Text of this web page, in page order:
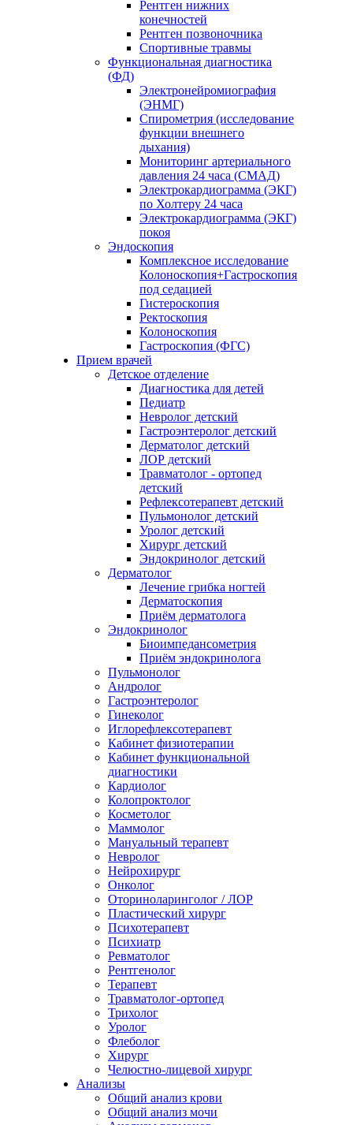
Рентген нижних
конечностей
Рентген позвоночника
Спортивные травмы
Функциональная диагностика
(ФД)
Электронейромиография
(ЭНМГ)
Спирометрия (исследование
функции внешнего
дыхания)
Мониторинг артериального
давления 24 часа (СМАД)
Электрокардиограмма (ЭКГ)
по Холтеру 24 часа
Электрокардиограмма (ЭКГ)
покоя
Эндоскопия
Комплексное исследование
Колоноскопия+Гастроскопия
под седацией
Гистероскопия
Ректоскопия
Колоноскопия
Гастроскопия (ФГС)
Прием врачей
Детское отделение
Диагностика для детей
Педиатр
Невролог детский
Гастроэнтеролог детский
Дерматолог детский
ЛОР детский
Травматолог - ортопед
детский
Рефлексотерапевт детский
Пульмонолог детский
Уролог детский
Хирург детский
Эндокринолог детский
Дерматолог
Лечение грибка ногтей
Дерматоскопия
Приём дерматолога
Эндокринолог
Биоимпедансометрия
Приём эндокринолога
Пульмонолог
Андролог
Гастроэнтеролог
Гинеколог
Иглорефлексотерапевт
Кабинет физиотерапии
Кабинет функциональной
диагностики
Кардиолог
Колопроктолог
Косметолог
Маммолог
Мануальный терапевт
Невролог
Нейрохирург
Онколог
Оториноларинголог / ЛОР
Пластический хирург
Психотерапевт
Психиатр
Ревматолог
Рентгенолог
Терапевт
Травматолог-ортопед
Трихолог
Уролог
Флеболог
Хирург
Челюстно-лицевой хирург
Анализы
Общий анализ крови
Общий анализ мочи